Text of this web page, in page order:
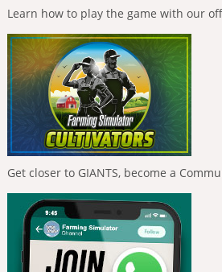
Learn how to play the game with our
Get closer to GIANTS, become a